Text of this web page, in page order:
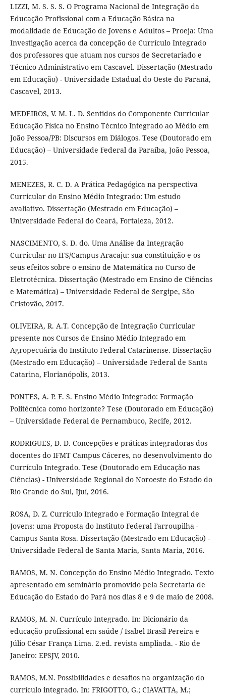
LIZZI, M. S. S. S. O Programa Nacional de Integração da
Educação Profissional com a Educação Básica na
modalidade de Educação de Jovens e Adultos – Proeja: Uma
Investigação acerca da concepção de Currículo Integrado
dos professores que atuam nos cursos de Secretariado e
Técnico Administrativo em Cascavel. Dissertação (Mestrado
em Educação) - Universidade Estadual do Oeste do Paraná,
Cascavel, 2013.
MEDEIROS, V. M. L. D. Sentidos do Componente Curricular
Educação Física no Ensino Técnico Integrado ao Médio em
João Pessoa/PB: Discursos em Diálogos. Tese (Doutorado em
Educação) – Universidade Federal da Paraíba, João Pessoa,
2015.
MENEZES, R. C. D. A Prática Pedagógica na perspectiva
Curricular do Ensino Médio Integrado: Um estudo
avaliativo. Dissertação (Mestrado em Educação) –
Universidade Federal do Ceará, Fortaleza, 2012.
NASCIMENTO, S. D. do. Uma Análise da Integração
Curricular no IFS/Campus Aracaju: sua constituição e os
seus efeitos sobre o ensino de Matemática no Curso de
Eletrotécnica. Dissertação (Mestrado em Ensino de Ciências
e Matemática) – Universidade Federal de Sergipe, São
Cristovão, 2017.
OLIVEIRA, R. A.T. Concepção de Integração Curricular
presente nos Cursos de Ensino Médio Integrado em
Agropecuária do Instituto Federal Catarinense. Dissertação
(Mestrado em Educação) – Universidade Federal de Santa
Catarina, Florianópolis, 2013.
PONTES, A. P. F. S. Ensino Médio Integrado: Formação
Politécnica como horizonte? Tese (Doutorado em Educação)
– Universidade Federal de Pernambuco, Recife, 2012.
RODRIGUES, D. D. Concepções e práticas integradoras dos
docentes do IFMT Campus Cáceres, no desenvolvimento do
Currículo Integrado. Tese (Doutorado em Educação nas
Ciências) - Universidade Regional do Noroeste do Estado do
Rio Grande do Sul, Ijuí, 2016.
ROSA, D. Z. Currículo Integrado e Formação Integral de
Jovens: uma Proposta do Instituto Federal Farroupilha -
Campus Santa Rosa. Dissertação (Mestrado em Educação) -
Universidade Federal de Santa Maria, Santa Maria, 2016.
RAMOS, M. N. Concepção do Ensino Médio Integrado. Texto
apresentado em seminário promovido pela Secretaria de
Educação do Estado do Pará nos dias 8 e 9 de maio de 2008.
RAMOS, M. N. Currículo Integrado. In: Dicionário da
educação profissional em saúde / Isabel Brasil Pereira e
Júlio César França Lima. 2.ed. revista ampliada. - Rio de
Janeiro: EPSJV, 2010.
RAMOS, M.N. Possibilidades e desafios na organização do
currículo integrado. In: FRIGOTTO, G.; CIAVATTA, M.;